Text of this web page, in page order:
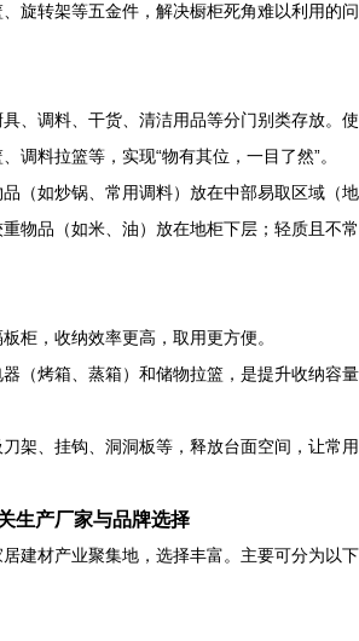
、旋转架等五金件，解决橱柜死角难以利用的问
具、调料、干货、清洁用品等分门别类存放。使
调料拉篮等，实现“物有其位，一目了然”。
品（如炒锅、常用调料）放在中部易取区域（地
物品（如米、油）放在地柜下层；轻质且不常
板柜，收纳效率更高，取用更方便。
（烤箱、蒸箱）和储物拉篮，是提升收纳容量
架、挂钩、洞洞板等，释放台面空间，让常用
生产厂家与品牌选择
建材产业聚集地，选择丰富。主要可分为以下